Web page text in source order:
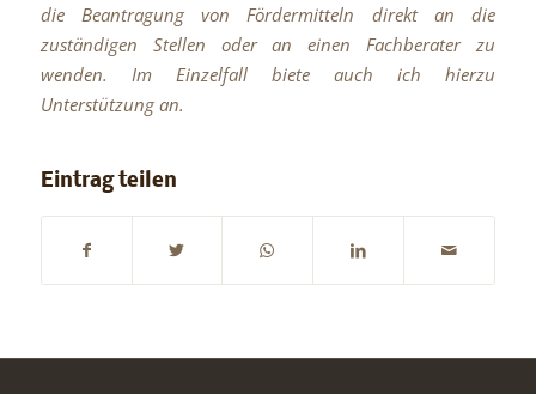
die Beantragung von Fördermitteln direkt an die
zuständigen Stellen oder an einen Fachberater zu
wenden. Im Einzelfall biete auch ich hierzu
Unterstützung an.
Eintrag teilen